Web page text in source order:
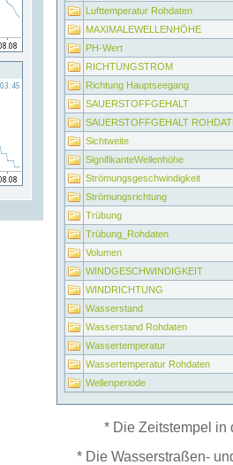
Lufttemperatur Rohdaten
MAXIMALEWELLENHÖHE
PH-Wert
RICHTUNGSTROM
Richtung Hauptseegang
SAUERSTOFFGEHALT
SAUERSTOFFGEHALT
Sichtweite
SignifikanteWellenhöhe
Strömungsgeschwindigkeit
Strömungsrichtung
Trübung
Trübung_Rohdaten
Volumen
WINDGESCHWINDIGKEIT
WINDRICHTUNG
Wasserstand
Wasserstand Rohdaten
Wassertemperatur
Wassertemperatur Rohdaten
Wellenperiode
* Die Zeitstempel in
* Die Wasserstraßen-